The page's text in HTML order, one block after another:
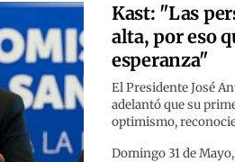
Kast: "Las
alta, por eso
esperanza"
El Presidente José
adelantó que su
optimismo,
Domingo 31 de